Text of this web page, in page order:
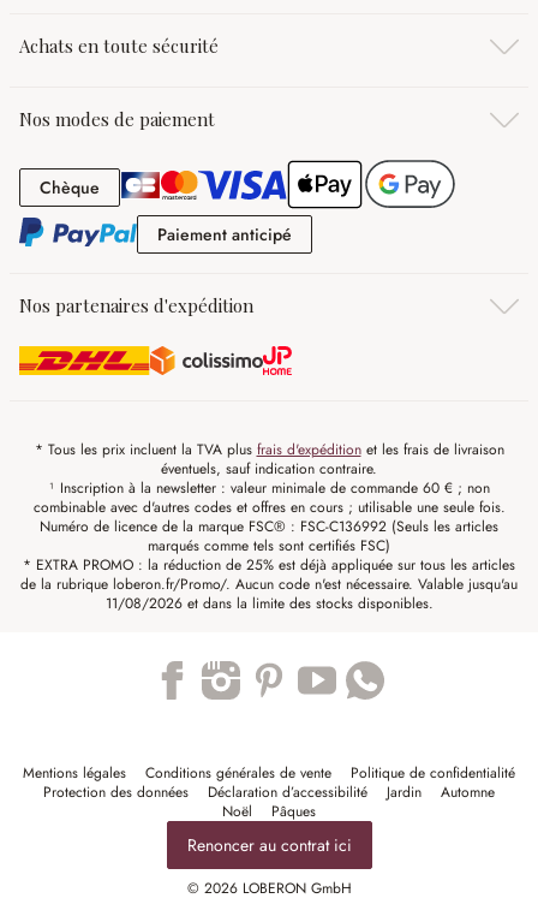
Achats en toute sécurité
Nos modes de paiement
Chèque Chèque
Paiement anticipé
Nos partenaires d'expédition
* Tous les prix incluent la TVA plus frais d'expéditionet les frais de livraison
éventuels, sauf indication contraire.
¹ Inscription à la newsletter : valeur minimale de commande 60 € ; non
combinable avec d'autres codes et offres en cours ; utilisable une seule fois.
Numéro de licence de la marque FSC® : FSC-C136992 (Seuls les articles
marqués comme tels sont certifiés FSC)
* EXTRA PROMO : la réduction de 25% est déjà appliquée sur tous les articles
de la rubrique loberon.fr/Promo/. Aucun code n'est nécessaire. Valable jusqu'au
11/08/2026 et dans la limite des stocks disponibles.
Mentions légales Conditions générales de vente
Politique de confidentialité
Protection des données
Déclaration d’accessibilité Jardin
Automne
Noël
Pâques
Renoncer au contrat ici
© 2026 LOBERON GmbH